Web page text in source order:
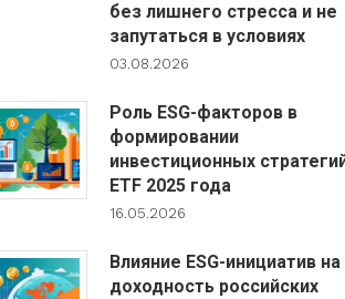
без лишнего стресса и не
запутаться в условиях
03.08.2026
Роль ESG-факторов в
формировании
инвестиционных
ETF 2025 года
16.05.2026
Влияние ESG-инициатив на
доходность российских